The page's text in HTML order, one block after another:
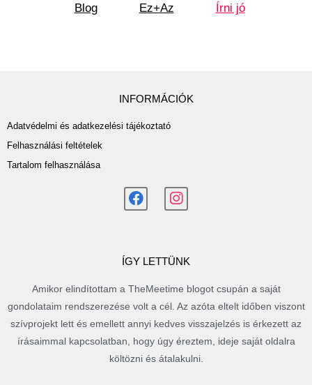
Blog Ez+Az Írni jó
INFORMÁCIÓK
Adatvédelmi és adatkezelési tájékoztató
Felhasználási feltételek
Tartalom felhasználása
ÍGY LETTÜNK
Amikor elindítottam a TheMeetime blogot csupán a saját
gondolataim rendszerezése volt a cél. Az azóta eltelt időben viszont
szívprojekt lett és emellett annyi kedves visszajelzés is érkezett az
írásaimmal kapcsolatban, hogy úgy éreztem, ideje saját oldalra
költözni és átalakulni.